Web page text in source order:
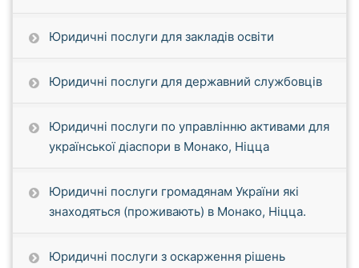
Юридичні послуги для закладів освіти
Юридичні послуги для державний службовців
Юридичні послуги по управлінню активами для
української діаспори в Монако, Ніцца
Юридичні послуги громадянам України які
знаходяться (проживають) в Монако, Ніцца.
Юридичні послуги з оскарження рішень